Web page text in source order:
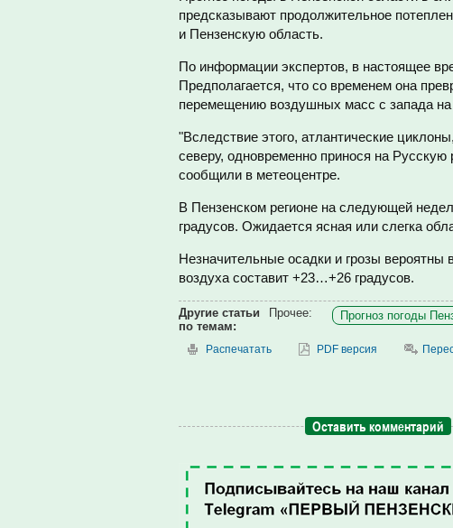
предсказывают продолжительное
и Пензенскую область.
По информации экспертов, в настоящее
Предполагается, что со временем она
перемещению воздушных масс с запада на
"Вследствие этого, атлантические
северу, одновременно принося на
сообщили в метеоцентре.
В Пензенском регионе на следующей
градусов. Ожидается ясная или слегка
Незначительные осадки и грозы вероятны
воздуха составит +23…+26 градусов.
Другие статьи
по темам:
Прочее: Прогноз погоды
Распечатать PDF версия
Оставить комментарий